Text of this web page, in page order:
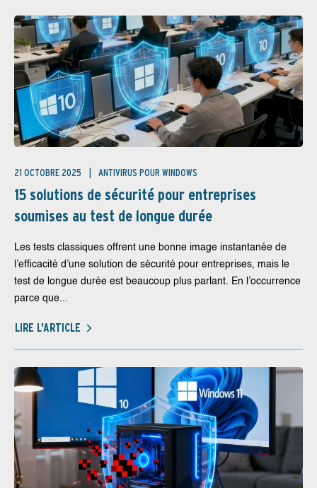
21 OCTOBRE 2025 ANTIVIRUS POUR WINDOWS
15 solutions de sécurité pour entreprises
soumises au test de longue durée
Les tests classiques offrent une bonne image instantanée de
l’efficacité d’une solution de sécurité pour entreprises, mais le
test de longue durée est beaucoup plus parlant. En l’occurrence
parce que...
LIRE L'ARTICLE